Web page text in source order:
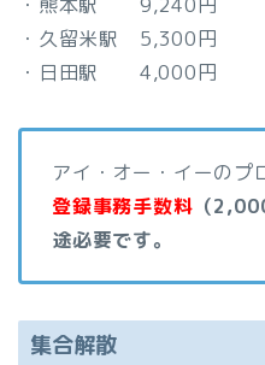
・久留米駅 5,300円
・日田駅 4,000円
アイ・オー・イーのプ
登録事務手数料 （
途必要です。
集合解散